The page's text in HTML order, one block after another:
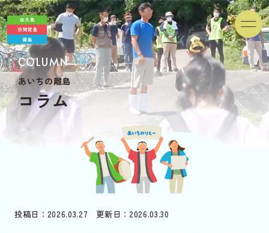
COLUMN
あいちの離島
コラム
投稿日：2026.03.27 更新日：2026.03.30